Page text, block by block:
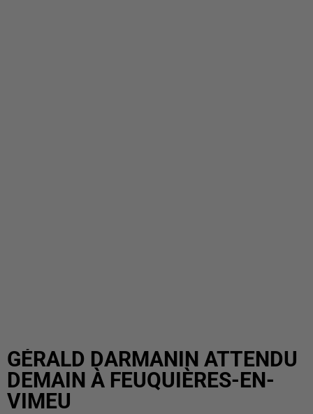
GÉRALD DARMANIN ATTENDU
DEMAIN À FEUQUIÈRES-EN-
VIMEU